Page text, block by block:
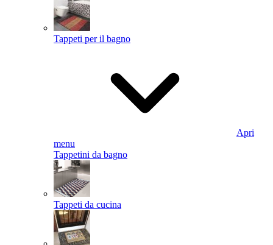
Tappeti per il bagno
Apri
menu
Tappetini da bagno
Tappeti da cucina